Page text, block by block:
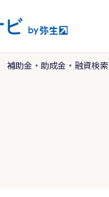
補助金・助成金・融資検索